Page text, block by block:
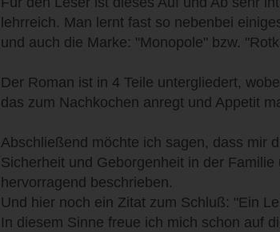
lehrreich. Man lernt fast so nebenbei
und auch die Marke: "Monopole" bzw.
Der Roman ist in 4 Teile untergliedert,
das zum Nachkochen anregt und Appetit
Abschließend möchte ich sagen, dass mir
Sicherheit und Geborgenheit in der
hervorragend beschrieben.
Und hier noch ein Zitat zum Schluß: "Ein
In diesem Sinne freue ich mich schon auf